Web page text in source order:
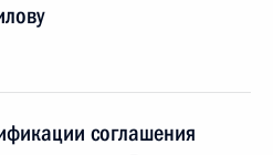
соглашения